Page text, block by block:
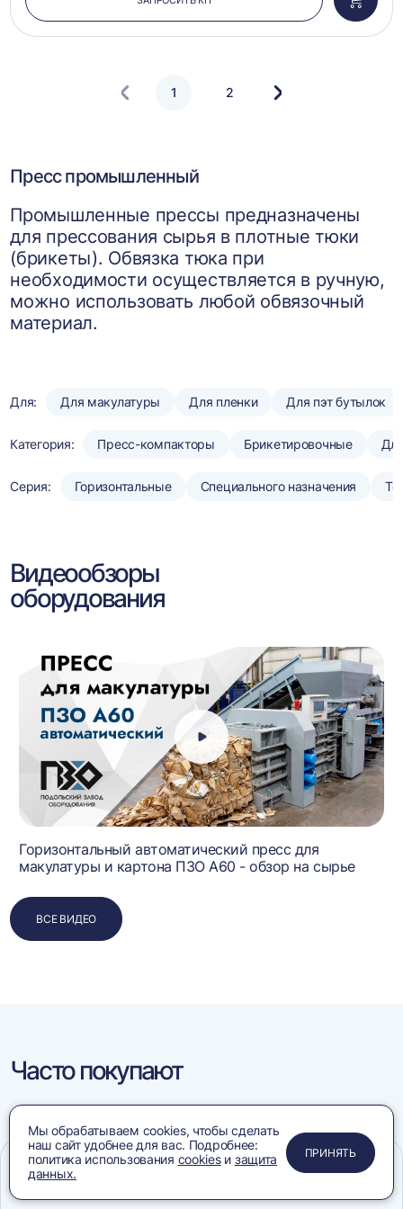
в
1 2
Следующая
Пресс промышленный
Промышленные прессы предназначены
для прессования сырья в плотные тюки
(брикеты). Обвязка тюка при
необходимости осуществляется в ручную,
можно использовать любой обвязочный
материал.
Для: Для макулатуры Для пленки Для пэт бутылок
Категория: Пресс-компакторы Брикетировочные
Серия: Горизонтальные Специального назначения
Видеообзоры
оборудования
Горизонтальный автоматический пресс для
макулатуры и картона ПЗО А60 - обзор на сырье
ВСЕ ВИДЕО
Часто покупают
В наличии
в
в
ПРИМЕНИТЬ
ЗАКРЫТЬ
ЗАКРЫТЬ
ЗАКРЫТЬ
Мы обрабатываем cookies, чтобы сделать
наш сайт удобнее для вас. Подробнее:
политика использования cookiesи защита
данных.
ПРИНЯТЬ